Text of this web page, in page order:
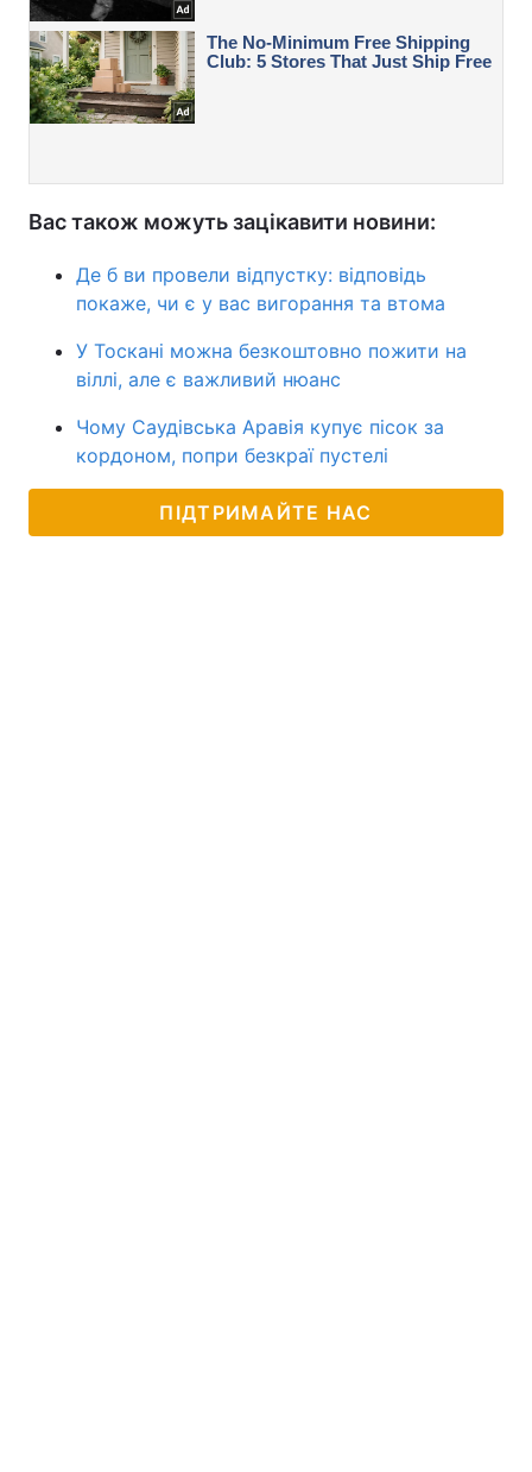
Вас також можуть зацікавити новини:
Де б ви провели відпустку: відповідь
покаже, чи є у вас вигорання та втома
У Тоскані можна безкоштовно пожити на
віллі, але є важливий нюанс
Чому Саудівська Аравія купує пісок за
кордоном, попри безкраї пустелі
ПІДТРИМАЙТЕ НАС